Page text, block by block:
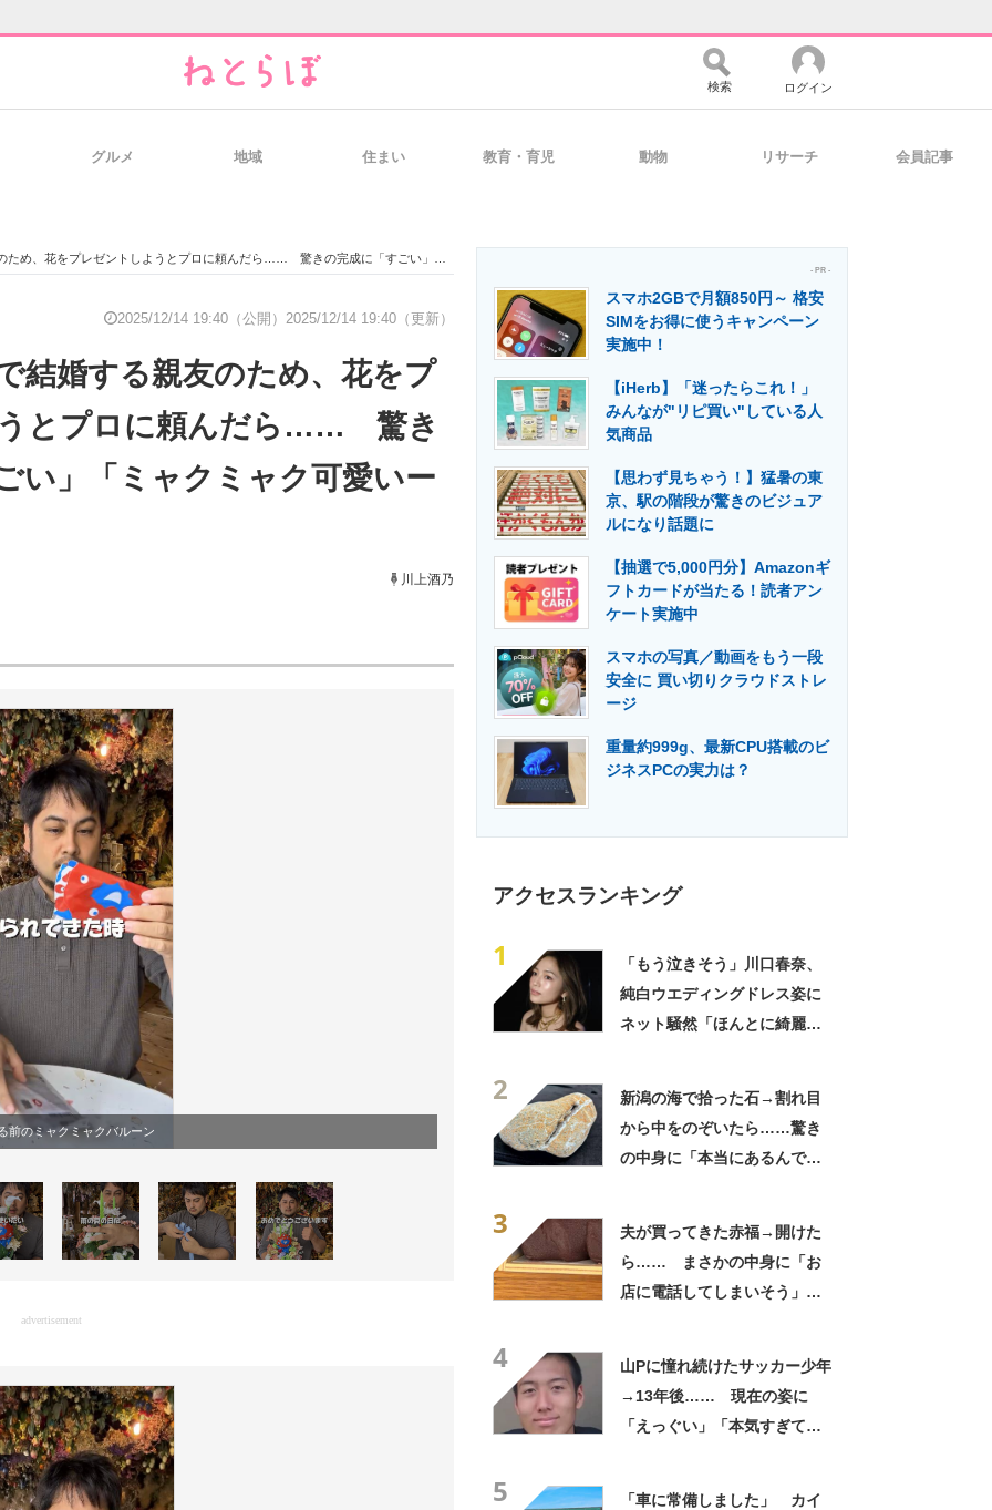
経営リーダーのコミュニティ マーケ×ITの今がよく分かる
品の総合サイト 製造業のIT導入・活用を支援
エネルギーの専門メディア 建設×テクノロジーの最前線
検索 ログイン
グルメ 地域 住まい 教育・育児 動物 リサーチ 会員記事
をプレゼントしようとプロに頼んだら…… 驚きの完成に「すごい」「ミャクミャク可愛いーね」
2025/12/14 19:40（公開） 2025/12/14 19:40（更新）
結婚する親友のため、花をプ
とプロに頼んだら…… 驚き
い」「ミャクミャク可愛いー
川上酒乃
前のミャクミャクバルーン
advertisement
- PR -
スマホ2GBで月額850円～ 格安
SIMをお得に使うキャンペーン
実施中！
【iHerb】「迷ったらこれ！」
みんなが"リピ買い"している人
気商品
【思わず見ちゃう！】猛暑の東
京、駅の階段が驚きのビジュア
ルになり話題に
【抽選で5,000円分】Amazonギ
フトカードが当たる！読者アン
ケート実施中
スマホの写真／動画をもう一段
安全に 買い切りクラウドストレ
ージ
重量約999g、最新CPU搭載のビ
ジネスPCの実力は？
アクセスランキング
1
「もう泣きそう」川口春奈、
純白ウエディングドレス姿に
ネット騒然「ほんとに綺麗」
2
新潟の海で拾った石→割れ目
から中をのぞいたら……驚き
の中身に「本当にあるんです
3
夫が買ってきた赤福→開けた
ら…… まさかの中身に「お
店に電話してしまいそう」
4
山Pに憧れ続けたサッカー少年
→13年後…… 現在の姿に
「えっぐい」「本気すぎて尊
5
「車に常備しました」 カイ